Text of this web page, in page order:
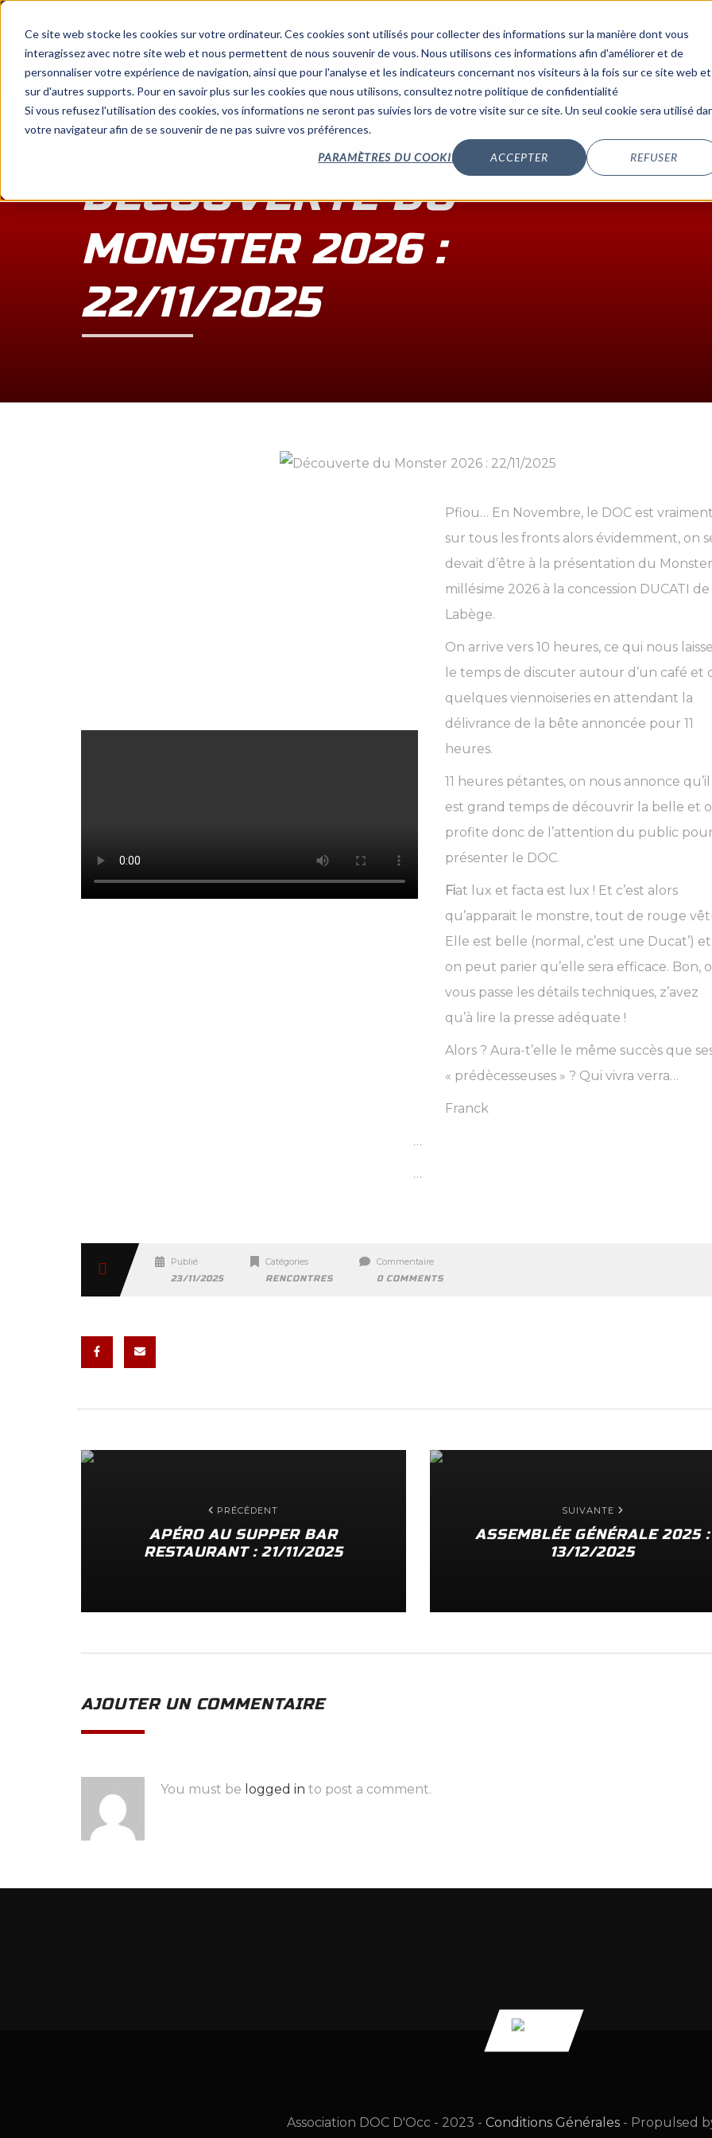
Ce site web stocke les cookies sur votre ordinateur. Ces cookies sont utilisés pour collecter des informations sur la manière dont vous
interagissez avec notre site web et nous permettent de nous souvenir de vous. Nous utilisons ces informations afin d'améliorer et de
personnaliser votre expérience de navigation, ainsi que pour l'analyse et les indicateurs concernant nos visiteurs à la fois sur ce site web et
sur d'autres supports. Pour en savoir plus sur les cookies que nous utilisons, consultez notre politique de confidentialité
Si vous refusez l'utilisation des cookies, vos informations ne seront pas suivies lors de votre visite sur ce site. Un seul cookie sera utilisé
votre navigateur afin de se souvenir de ne pas suivre vos préférences.
PARAMÈTRES DU COOKIES ACCEPTER REFUSER
DÉCOUVERTE DU
MONSTER 2026 :
22/11/2025
Pfiou… En Novembre, le DOC est vraiment
sur tous les fronts alors évidemment, on
devait d’être à la présentation du Monster
millésime 2026 à la concession DUCATI de
Labège.
On arrive vers 10 heures, ce qui nous laisse
le temps de discuter autour d’un café et
quelques viennoiseries en attendant la
délivrance de la bête annoncée pour 11
heures.
11 heures pétantes, on nous annonce qu’il
est grand temps de découvrir la belle et
profite donc de l’attention du public pour
présenter le DOC.
Fiat lux et facta est lux ! Et c’est alors
qu’apparait le monstre, tout de rouge
Elle est belle (normal, c’est une Ducat’) et
on peut parier qu’elle sera efficace. Bon,
vous passe les détails techniques, z’avez
qu’à lire la presse adéquate !
Alors ? Aura-t’elle le même succès que
« prédècesseuses » ? Qui vivra verra…
Franck
…
…
Publié
23/11/2025
Catégories
RENCONTRES
Commentaire
0 COMMENTS
PRÉCÉDENT
APÉRO AU SUPPER BAR
RESTAURANT : 21/11/2025
SUIVANTE
ASSEMBLÉE GÉNÉRALE 2025 :
13/12/2025
AJOUTER UN COMMENTAIRE
You must be logged in to post a comment.
Association DOC D'Occ - 2023 - Conditions Générales - Propulsed